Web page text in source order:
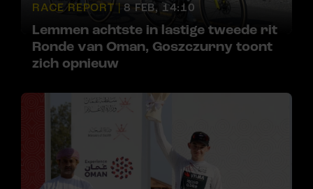
RACE REPORT | 8 FEB, 14:10
Lemmen achtste in lastige tweede rit
Ronde van Oman, Goszczurny toont
zich opnieuw